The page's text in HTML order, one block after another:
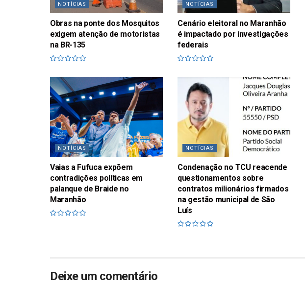
NOTÍCIAS
Obras na ponte dos Mosquitos
exigem atenção de motoristas
na BR-135
NOTÍCIAS
Cenário eleitoral no Maranhão
é impactado por investigações
federais
NOTÍCIAS
Vaias a Fufuca expõem
contradições políticas em
palanque de Braide no
Maranhão
NOTÍCIAS
Condenação no TCU reacende
questionamentos sobre
contratos milionários firmados
na gestão municipal de São
Luís
Deixe um comentário